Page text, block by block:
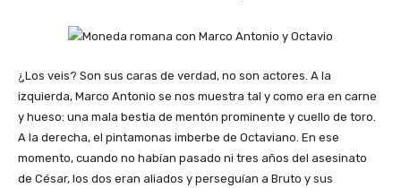
¿Los veis? Son sus caras de verdad, no son actores. A la
izquierda, Marco Antonio se nos muestra tal y como era en carne
y hueso: una mala bestia de mentón prominente y cuello de toro.
A la derecha, el pintamonas imberbe de Octaviano. En ese
momento, cuando no habían pasado ni tres años del asesinato
de César, los dos eran aliados y perseguían a Bruto y sus